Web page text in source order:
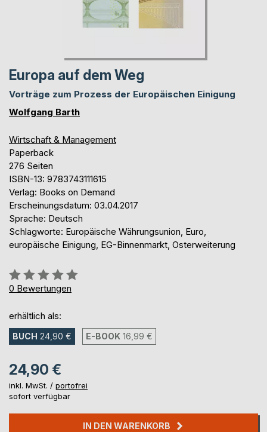
Europa auf dem Weg
Vorträge zum Prozess der Europäischen Einigung
Wolfgang Barth
Wirtschaft & Management
Paperback
276 Seiten
ISBN-13: 9783743111615
Verlag: Books on Demand
Erscheinungsdatum: 03.04.2017
Sprache: Deutsch
Schlagworte: Europäische Währungsunion, Euro,
europäische Einigung, EG-Binnenmarkt, Osterweiterung
Bewertung::
0%
0 Bewertungen
erhältlich als:
BUCH 24,90 € E-BOOK 16,99 €
24,90 €
inkl. MwSt. / portofrei
sofort verfügbar
IN DEN WARENKORB